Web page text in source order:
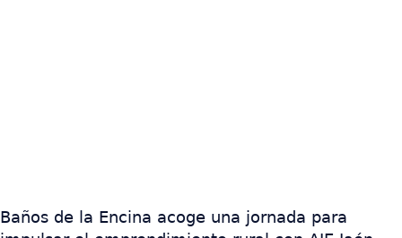
Baños de la Encina acoge una jornada para